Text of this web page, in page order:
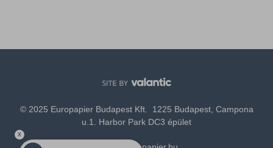
© 2025 Europapier Budapest Kft. 1225 Budapest, Campona
u.1. Harbor Park DC3 épület
x